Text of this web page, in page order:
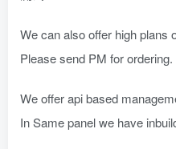
We can also offer high plans
Please send PM for ordering.
We offer api based
In Same panel we have